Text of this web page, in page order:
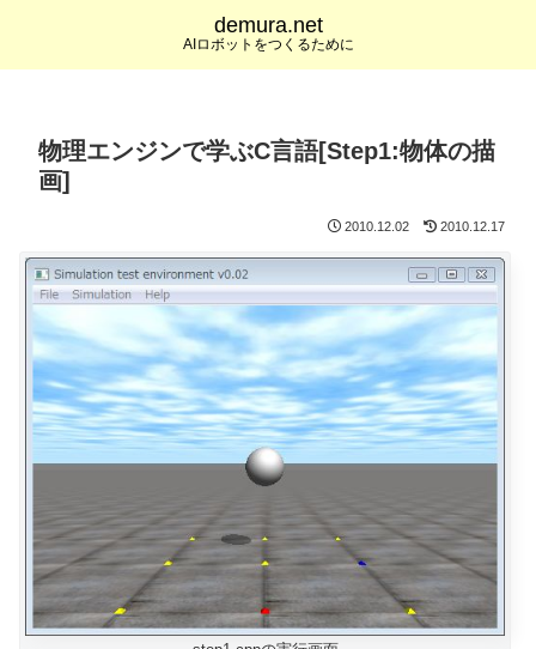
demura.net
AIロボットをつくるために
物理エンジンで学ぶC言語[Step1:物体の描
画]
2010.12.02 2010.12.17